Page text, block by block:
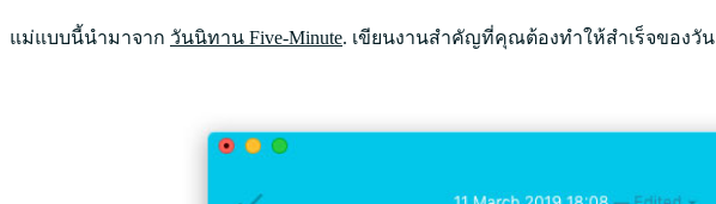
แม่แบบนี้นำมาจาก วันนิทาน Five-Minute. เขียนงานสำคัญที่คุณต้องทำให้สำเร็จของวัน